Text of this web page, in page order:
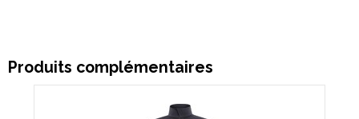
Produits complémentaires